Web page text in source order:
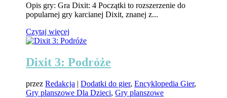
Opis gry: Gra Dixit: 4 Początki to rozszerzenie do
popularnej gry karcianej Dixit, znanej z...
Czytaj więcej
Dixit 3: Podróże
przezRedakcja |Dodatki do gier,Encyklopedia Gier,
Gry planszowe Dla Dzieci,Gry planszowe